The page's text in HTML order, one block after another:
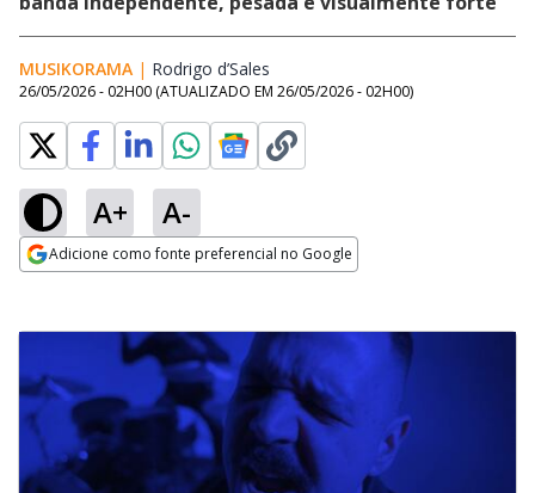
MUSIKORAMA | Rodrigo d’Sales
26/05/2026 - 02H00 (ATUALIZADO EM 26/05/2026 - 02H00)
A+ A-
Adicione como fonte preferencial no Google